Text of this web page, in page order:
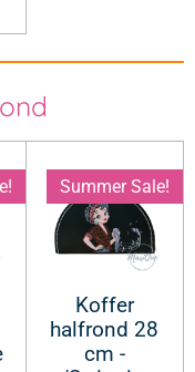
Summer Sale!
Koffer
halfrond 28
cm -